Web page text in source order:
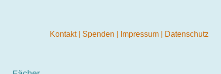
Kontakt Spenden Impressum Datenschutz